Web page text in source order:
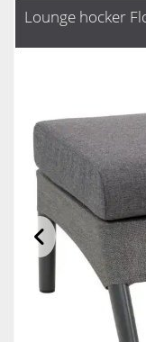
Lounge hocker